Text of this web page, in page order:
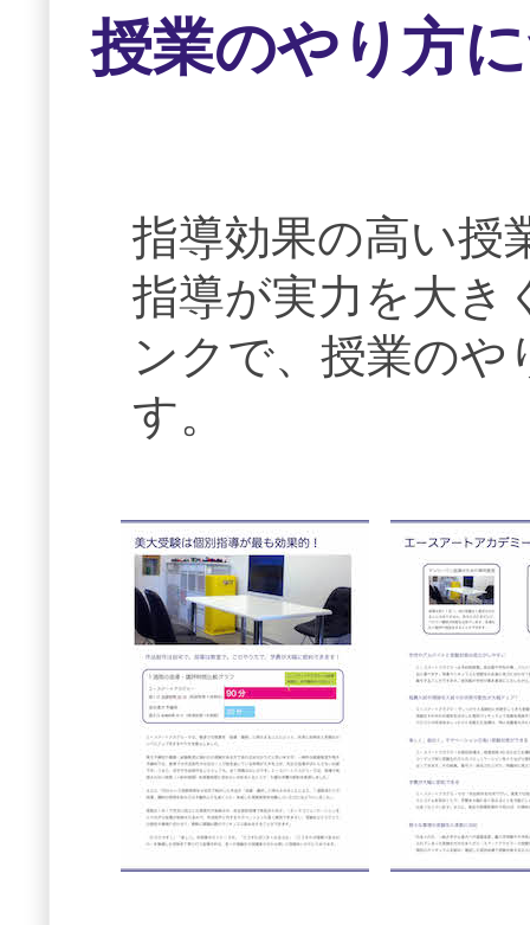
授業のやり方
指導効果の高い授
指導が実力を大き
ンクで、授業の
す。